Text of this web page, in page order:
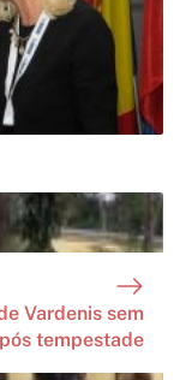
Vardenis sem
tempestade